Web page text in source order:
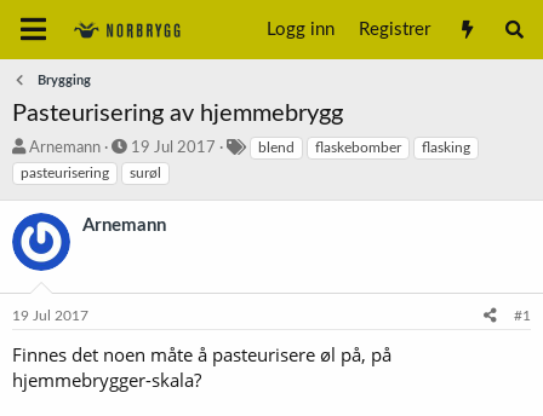
Logg inn Registrer
Brygging
Pasteurisering av hjemmebrygg
T
r
å
d
s
t
r
t
r
Arnemann
S
t
a
t
t
19 Jul 2017
d
blend flaskebomber
flasking
pasteurisering
surøl
Arnemann
19 Jul 2017 #1
Finnes det noen måte å pasteurisere øl på, på
hjemmebrygger-skala?